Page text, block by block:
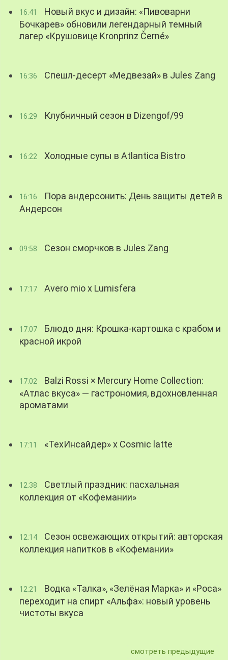
16:41
Новый вкус и дизайн: «Пивоварни
Бочкарев» обновили легендарный темный
лагер «Крушовице Kronprinz Černé»
16:36 Спешл-десерт «Медвезай» в Jules Zang
16:29 Клубничный сезон в Dizengof/99
16:22 Холодные супы в Atlantica Bistro
16:16
Пора андерсонить: День защиты детей в
Андерсон
09:58 Сезон сморчков в Jules Zang
17:17 Avero mio x Lumisfera
17:07
Блюдо дня: Крошка-картошка с крабом и
красной икрой
17:02
Balzi Rossi × Mercury Home Collection:
«Атлас вкуса» — гастрономия, вдохновленная
ароматами
17:11 «ТехИнсайдер» х Cosmic latte
12:38
Светлый праздник: пасхальная
коллекция от «Кофемании»
12:14
Сезон освежающих открытий: авторская
коллекция напитков в «Кофемании»
12:21
Водка «Талка», «Зелёная Марка» и «Роса»
переходит на спирт «Альфа»: новый уровень
чистоты вкуса
смотреть предыдущие